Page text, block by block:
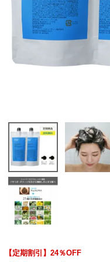
【定期割引】24％OFF